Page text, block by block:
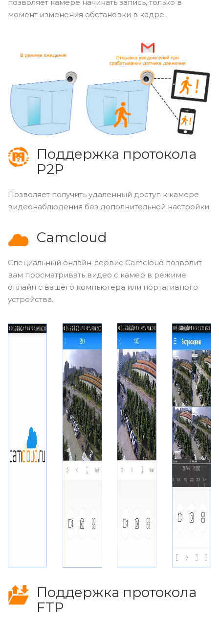
позволяет камере начинать запись, только в
момент изменения обстановки в кадре.
Поддержка протокола
P2P
Позволяет получить удаленный доступ к камере
видеонаблюдения без дополнительной настройки.
Camcloud
Специальный онлайн-сервис Camcloud позволит
вам просматривать видео с камер в режиме
онлайн с вашего компьютера или портативного
устройства.
Поддержка протокола
FTP